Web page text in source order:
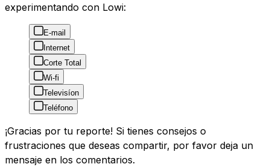
experimentando con Lowi:
E-mail
Internet
Corte Total
Wi-fi
Televisíon
Teléfono
¡Gracias por tu reporte! Si tienes consejos o
frustraciones que deseas compartir, por favor deja un
mensaje en los comentarios.